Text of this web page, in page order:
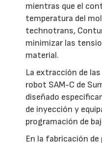
mientras que el
temperatura del
technotrans,
minimizar las
material.
La extracción de
robot SAM-C de
diseñado
de inyección y
programación de
En la fabricación